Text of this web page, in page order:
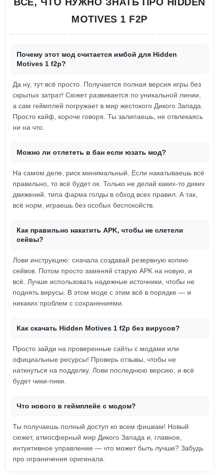
MOTIVES 1 F2P
Почему этот мод считается имбой для Hidden
Motives 1 f2p?
Да ну, тут всё просто. Получается полная версия игры без
скрытых затрат! Сюжет развивается по уникальной линии,
а сам геймплей погружает в мир жестокого Дикого Запада.
Просто кайф, короче говоря. Ты залипаешь, не отвлекаясь
ни на что.
Можно ли отлететь в бан если юзать мод?
На самом деле, риск минимальный. Если накатываешь всё
правильно, то всё будет ок. Только не делай каких-то диких
движений, типа фарма голды в обход всех правил. А так,
всё норм, играешь без особых беспокойств.
Как правильно накатить APK, чтобы не слетели
сейвы?
Лови инструкцию: сначала создавай резервную копию
сейвов. Потом просто заменяй старую APK на новую, и
всё. Лучше использовать надежные источники, чтобы не
поднять вирусы. В этом моде с этим всё в порядке — и
никаких проблем с сохранениями.
Как скачать Hidden Motives 1 f2p без вирусов?
Просто зайди на проверенные сайты с модами или
официальные ресурсы! Проверь отзывы, чтобы не
наткнуться на подделку. Лови последнюю версию, и всё
будет чики-пики.
Что нового в геймплейе с модом?
Ты получаешь полный доступ ко всем фишкам! Новый
сюжет, атмосферный мир Дикого Запада и, главное,
интуитивное управление — что может быть лучше? Забудь
про ограничения оригинала.